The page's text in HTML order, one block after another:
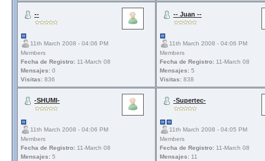
--
11th March 2008 - 04:06 PM
Members
Fecha de Registro: 11-March 08
Mensajes: 0
Visitas: 836
-- Juan --
11th March 2008 - 04:06 PM
Members
Fecha de Registro: 11-March 08
Mensajes: 5
Visitas: 838
-SHUMI-
11th March 2008 - 04:06 PM
Members
Fecha de Registro: 11-March 08
Mensajes: 5
-Supertec-
11th March 2008 - 04:05 PM
Members
Fecha de Registro: 11-March 08
Mensajes: 11